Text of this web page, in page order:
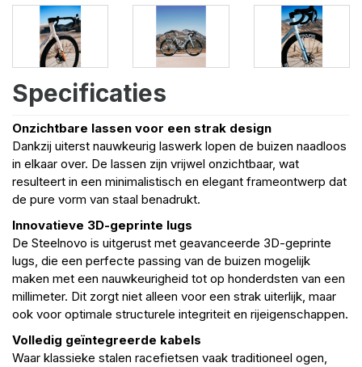
Specificaties
Onzichtbare lassen voor een strak design
Dankzij uiterst nauwkeurig laswerk lopen de buizen naadloos
in elkaar over. De lassen zijn vrijwel onzichtbaar, wat
resulteert in een minimalistisch en elegant frameontwerp dat
de pure vorm van staal benadrukt.
Innovatieve 3D-geprinte lugs
De Steelnovo is uitgerust met geavanceerde 3D-geprinte
lugs, die een perfecte passing van de buizen mogelijk
maken met een nauwkeurigheid tot op honderdsten van een
millimeter. Dit zorgt niet alleen voor een strak uiterlijk, maar
ook voor optimale structurele integriteit en rijeigenschappen.
Volledig geïntegreerde kabels
Waar klassieke stalen racefietsen vaak traditioneel ogen,